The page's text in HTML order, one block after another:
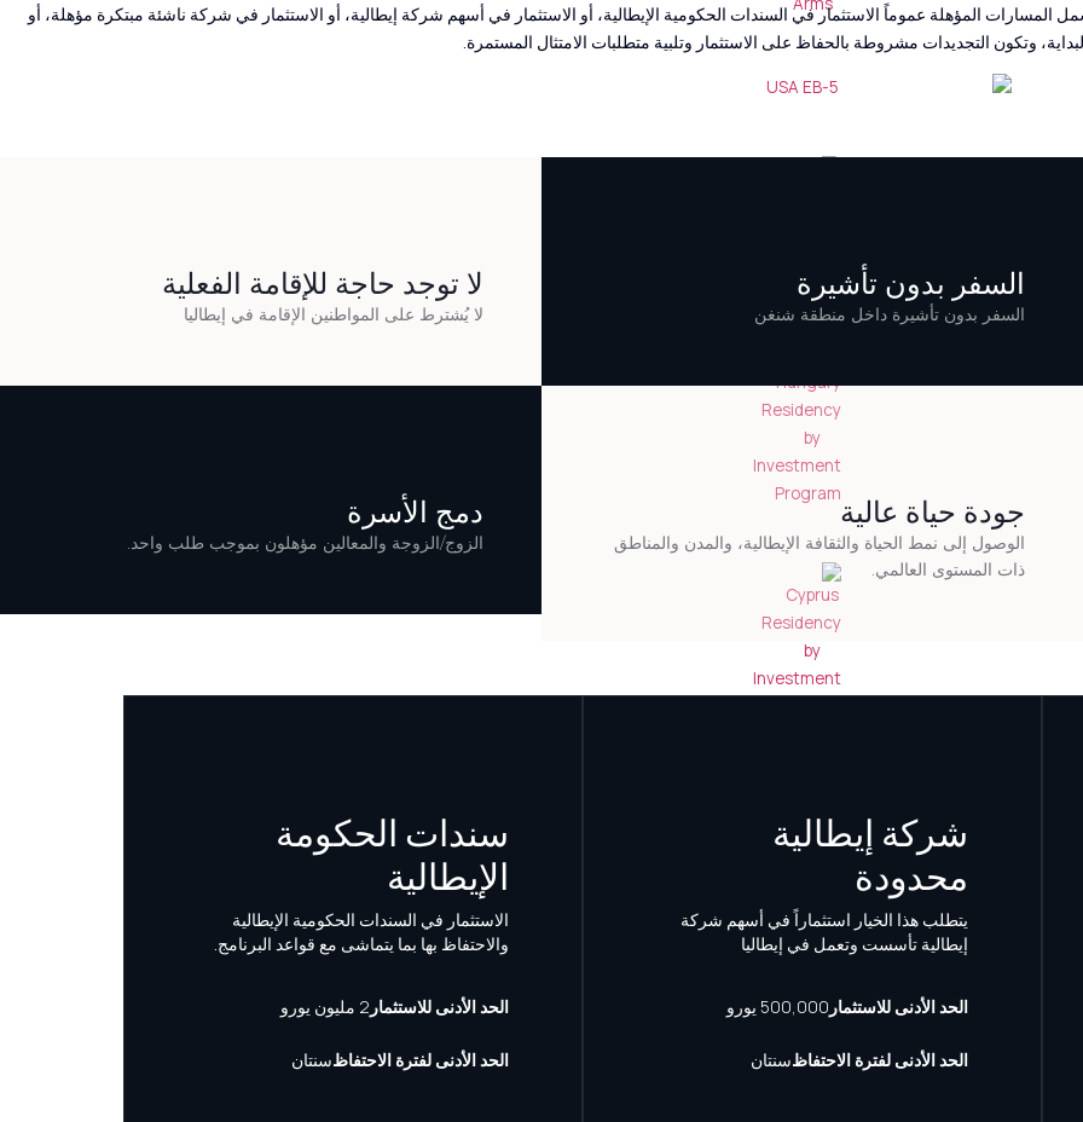
المؤهلة عموماً الاستثمار في السندات الحكومية الإيطالية، أو الاستثمار في أسهم شركة إيطالية، أو الاستثمار في شركة ناشئة مبتكرة مؤهلة، أو
وتكون التجديدات مشروطة بالحفاظ على الاستثمار وتلبية متطلبات الامتثال المستمرة.
السفر بدون تأشيرة
السفر بدون تأشيرة داخل منطقة شنغن
لا توجد حاجة للإقامة الفعلية
لا يُشترط على المواطنين الإقامة في إيطاليا
جودة حياة عالية
الوصول إلى نمط الحياة والثقافة الإيطالية، والمدن والمناطق
ذات المستوى العالمي.
دمج الأسرة
الزوج/الزوجة والمعالين مؤهلون بموجب طلب واحد.
شركة إيطالية
محدودة
يتطلب هذا الخيار استثماراً في أسهم شركة
إيطالية تأسست وتعمل في إيطاليا
الحد الأدنى للاستثمار 500,000 يورو
الحد الأدنى لفترة الاحتفاظسنتان
سندات الحكومة
الإيطالية
الاستثمار في السندات الحكومية الإيطالية
والاحتفاظ بها بما يتماشى مع قواعد البرنامج.
الحد الأدنى للاستثمار 2 مليون يورو
الحد الأدنى لفترة الاحتفاظسنتان